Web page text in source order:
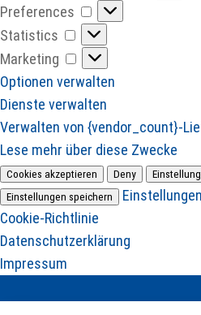
Preferences
Preferences
Statistics
Statistics
Marketing
Marketing
Optionen verwalten
Dienste verwalten
Verwalten von {vendor_count}-
Lese mehr über diese Zwecke
Cookies akzeptieren Deny
Einstellungen speichern
Cookie-Richtlinie
Datenschutzerklärung
Impressum